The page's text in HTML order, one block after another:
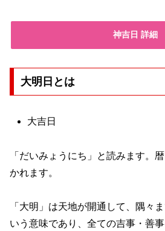
神吉日 詳細
大明日とは
大吉日
「だいみょうにち」と読みます。
かれます。
「大明」は天地が開通して、隅々
いう意味であり、全ての吉事・善